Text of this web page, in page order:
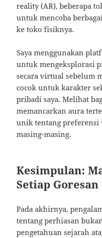
reality (AR), beberapa
untuk mencoba
ke toko fisiknya.
Saya menggunakan
untuk mengeksplorasi
secara virtual sebelum
cocok untuk karakter
pribadi saya. Melihat
memancarkan aura
unik tentang preferensi
masing-masing.
Kesimpulan:
Setiap Goresan
Pada akhirnya,
tentang perhiasan
pengetahuan sejarah